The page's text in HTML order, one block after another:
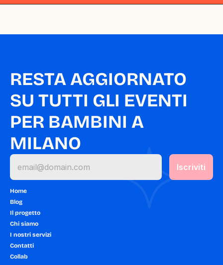
RESTA AGGIORNATO
SU TUTTI GLI EVENTI
PER BAMBINI A
MILANO
Home
Blog
Il progetto
Chi siamo
I nostri servizi
Contatti
Collab